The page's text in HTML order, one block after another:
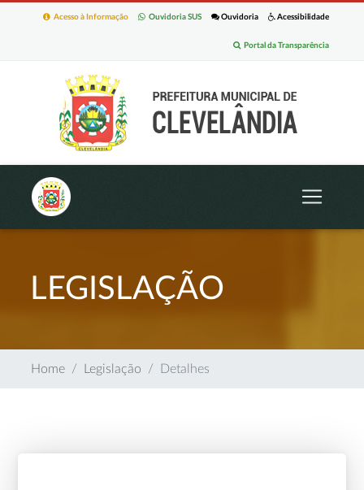
Acessibilidade
Ouvidoria
Ouvidoria SUS
Acesso à Informação
Portal da Transparência
LEGISLAÇÃO
Home Legislação Detalhes